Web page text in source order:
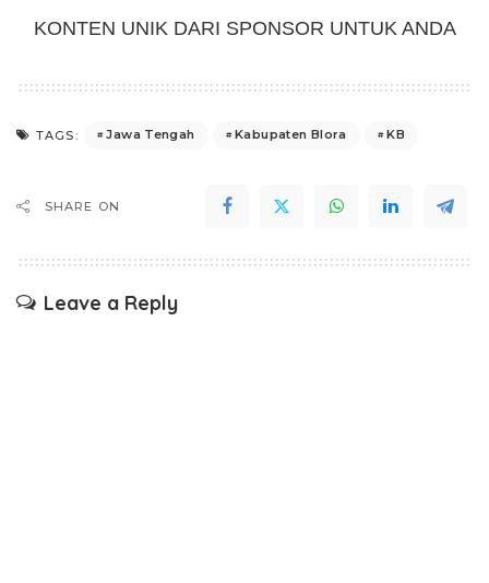
KONTEN UNIK DARI SPONSOR UNTUK ANDA
TAGS: Jawa Tengah Kabupaten Blora KB
SHARE ON
Leave a Reply